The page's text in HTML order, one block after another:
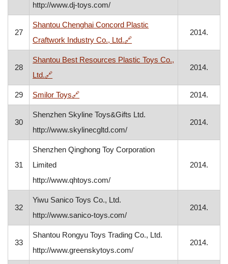
http://www.dj-toys.com/
27
Shantou Chenghai Concord Plastic
Craftwork Industry Co., Ltd.🔗, otvara se u novom prozoru
2014.
28
Shantou Best Resources Plastic Toys Co.,
Ltd.🔗, otvara se u novom prozoru
2014.
29 Smilor Toys🔗, otvara se u novom prozoru 2014.
30
Shenzhen Skyline Toys&Gifts Ltd.
http://www.skylinecgltd.com/
2014.
31
Shenzhen Qinghong Toy Corporation
Limited
http://www.qhtoys.com/
2014.
32
Yiwu Sanico Toys Co., Ltd.
http://www.sanico-toys.com/
2014.
33
Shantou Rongyu Toys Trading Co., Ltd.
http://www.greenskytoys.com/
2014.